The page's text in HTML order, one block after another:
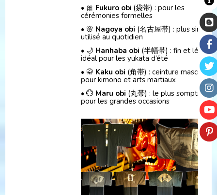
• 🎀 Fukuro obi (袋帯) : pour les
cérémonies formelles
• 🌸 Nagoya obi (名古屋帯) : plus simple,
utilisé au quotidien
• 🌙 Hanhaba obi (半幅帯) : fin et léger,
idéal pour les yukata d’été
• 🥋 Kaku obi (角帯) : ceinture masculine
pour kimono et arts martiaux
• 💮 Maru obi (丸帯) : le plus somptueux,
pour les grandes occasions